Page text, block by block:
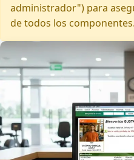
administrador") para
de todos los componentes.